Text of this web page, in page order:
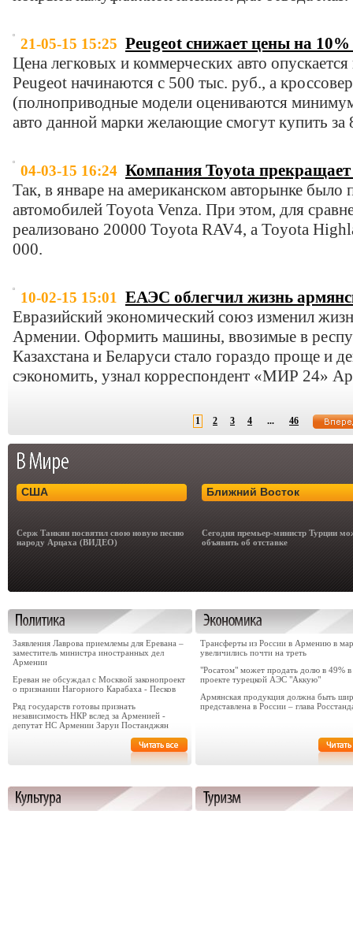
21-05-15 15:25 Peugeot снижает цены на 10%
Цена легковых и коммерческих авто
Peugeot начинаются с 500 тыс. руб., а
(полноприводные модели оцениваются
авто данной марки желающие смогут купить за
04-03-15 16:24 Компания Toyota прекращает
Так, в январе на американском авторынке было
автомобилей Toyota Venza. При этом, для
реализовано 20000 Toyota RAV4, а Toyota
000.
10-02-15 15:01
ЕАЭС облегчил жизнь
Евразийский экономический союз изменил
Армении. Оформить машины, ввозимые в
Казахстана и Беларуси стало гораздо проще и
сэкономить, узнал корреспондент «МИР 24»
1 2 3 4 ... 46
США
Серж Танкян посвятил свою новую песню
народу Арцаха (ВИДЕО)
Ближний Восток
Сегодня премьер-министр Турции
объявить об отставке
Заявления Лаврова приемлемы для Еревана –
заместитель министра иностранных дел
Армении
Ереван не обсуждал с Москвой законопроект
о признании Нагорного Карабаха - Песков
Ряд государств готовы признать
независимость НКР вслед за Арменией -
депутат НС Армении Заруи Постанджян
Трансферты из России в Армению в
увеличились почти на треть
"Росатом" может продать долю в 49% в
проекте турецкой АЭС "Аккую"
Армянская продукция должна быть
представлена в России – глава